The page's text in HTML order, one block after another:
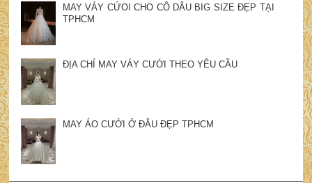
MAY VÁY CỨOI CHO CÔ DÂU BIG SIZE ĐẸP TẠI
TPHCM
ĐỊA CHỈ MAY VÁY CƯỚI THEO YÊU CẦU
MAY ÁO CƯỚI Ở ĐÂU ĐẸP TPHCM